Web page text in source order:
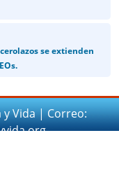
se extienden
y Vida | Correo: